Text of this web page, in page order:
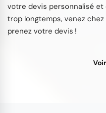
votre devis personnalisé et
trop longtemps, venez
prenez votre devis !